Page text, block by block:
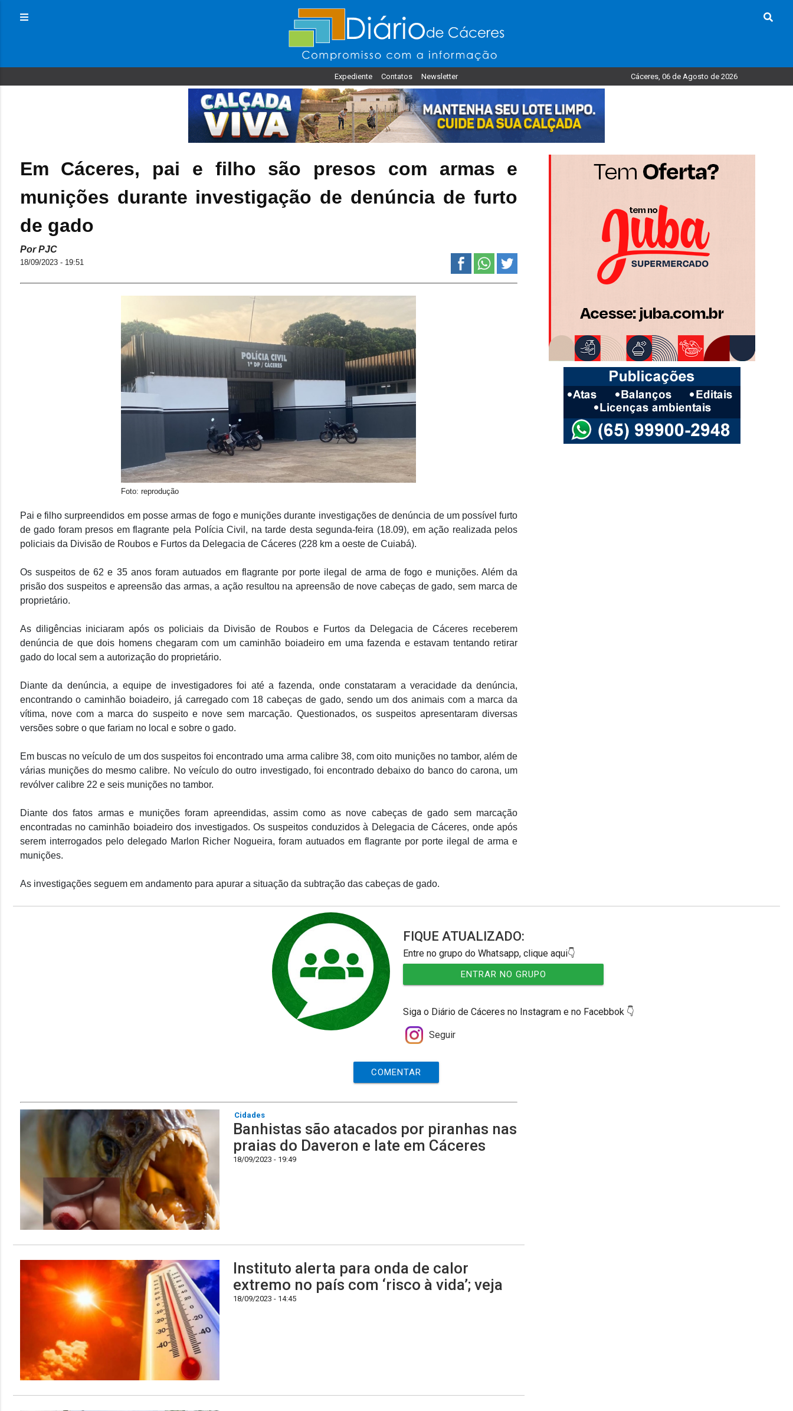
Expediente Contatos Newsletter Cáceres, 06 de Agosto de 2026
Em Cáceres, pai e filho são presos com armas e
munições durante investigação de denúncia de furto
de gado
Por PJC
18/09/2023 - 19:51
Foto: reprodução
Pai e filho surpreendidos em posse armas de fogo e munições durante investigações de denúncia de um possível furto
de gado foram presos em flagrante pela Polícia Civil, na tarde desta segunda-feira (18.09), em ação realizada pelos
policiais da Divisão de Roubos e Furtos da Delegacia de Cáceres (228 km a oeste de Cuiabá).
Os suspeitos de 62 e 35 anos foram autuados em flagrante por porte ilegal de arma de fogo e munições. Além da
prisão dos suspeitos e apreensão das armas, a ação resultou na apreensão de nove cabeças de gado, sem marca de
proprietário.
As diligências iniciaram após os policiais da Divisão de Roubos e Furtos da Delegacia de Cáceres receberem
denúncia de que dois homens chegaram com um caminhão boiadeiro em uma fazenda e estavam tentando retirar
gado do local sem a autorização do proprietário.
Diante da denúncia, a equipe de investigadores foi até a fazenda, onde constataram a veracidade da denúncia,
encontrando o caminhão boiadeiro, já carregado com 18 cabeças de gado, sendo um dos animais com a marca da
vítima, nove com a marca do suspeito e nove sem marcação. Questionados, os suspeitos apresentaram diversas
versões sobre o que fariam no local e sobre o gado.
Em buscas no veículo de um dos suspeitos foi encontrado uma arma calibre 38, com oito munições no tambor, além de
várias munições do mesmo calibre. No veículo do outro investigado, foi encontrado debaixo do banco do carona, um
revólver calibre 22 e seis munições no tambor.
Diante dos fatos armas e munições foram apreendidas, assim como as nove cabeças de gado sem marcação
encontradas no caminhão boiadeiro dos investigados. Os suspeitos conduzidos à Delegacia de Cáceres, onde após
serem interrogados pelo delegado Marlon Richer Nogueira, foram autuados em flagrante por porte ilegal de arma e
munições.
As investigações seguem em andamento para apurar a situação da subtração das cabeças de gado.
FIQUE ATUALIZADO:
Entre no grupo do Whatsapp, clique aqui👇
ENTRAR NO GRUPO
Siga o Diário de Cáceres no Instagram e no Facebbok 👇
Seguir
COMENTAR
Cidades
Banhistas são atacados por piranhas nas
praias do Daveron e Iate em Cáceres
18/09/2023 - 19:49
Instituto alerta para onda de calor
extremo no país com ‘risco à vida’; veja
18/09/2023 - 14:45